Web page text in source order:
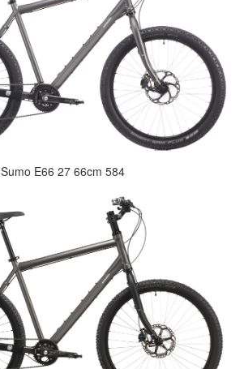
Sumo E66 27 66cm 584